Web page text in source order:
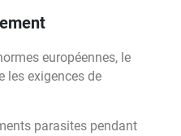
européennes, le
les exigences de
parasites pendant